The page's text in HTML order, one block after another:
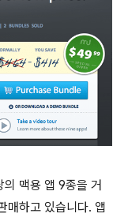
맥용 앱 9종을 거
매하고 있습니다. 앱